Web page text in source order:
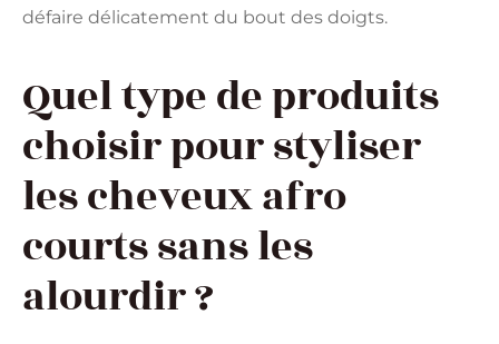
défaire délicatement du bout des doigts.
Quel type de produits
choisir pour styliser
les cheveux afro
courts sans les
alourdir ?